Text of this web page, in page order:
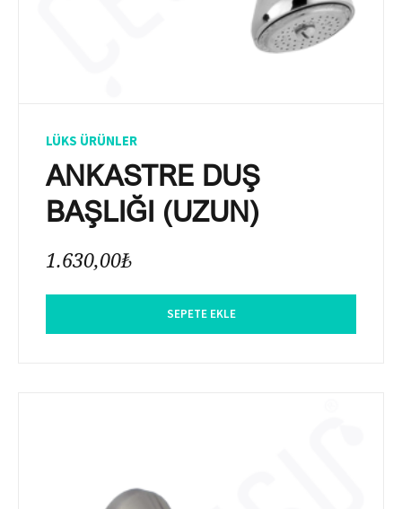
LÜKS ÜRÜNLER
ANKASTRE DUŞ
BAŞLIĞI (UZUN)
1.630,00₺
SEPETE EKLE